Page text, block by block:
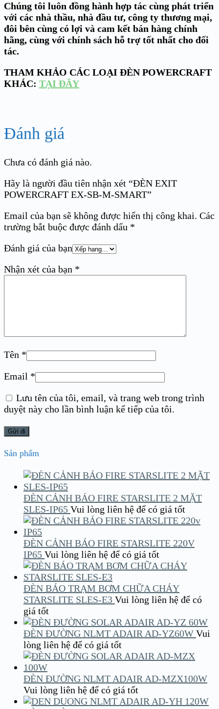
Chúng tôi luôn đồng hành hợp tác cùng phát triển
với các nhà thầu, nhà đầu tư, công ty thương mại,
đôi bên cùng có lợi và cam kết bán hàng chính
hãng, cùng với chính sách hỗ trợ tốt nhất cho đối
tác.
THAM KHẢO CÁC LOẠI ĐÈN POWERCRAFT
KHÁC: TẠI ĐÂY
Đánh giá
Chưa có đánh giá nào.
Hãy là người đầu tiên nhận xét “ĐÈN EXIT
POWERCRAFT EX-SB-M-SMART”
Email của bạn sẽ không được hiển thị công khai. Các
trường bắt buộc được đánh dấu *
Đánh giá của bạn
Nhận xét của bạn *
Tên *
Email *
Lưu tên của tôi, email, và trang web trong trình
duyệt này cho lần bình luận kế tiếp của tôi.
Sản phẩm
ĐÈN CẢNH BÁO FIRE STARSLITE 2 MẶT
SLES-IP65 Vui lòng liên hệ để có giá tốt
ĐÈN CẢNH BÁO FIRE STARSLITE 220V
IP65 Vui lòng liên hệ để có giá tốt
ĐÈN BÁO TRẠM BƠM CHỮA CHÁY
STARSLITE SLES-E3 Vui lòng liên hệ để có
giá tốt
ĐÈN ĐƯỜNG NLMT ADAIR AD-YZ60W Vui
lòng liên hệ để có giá tốt
ĐÈN ĐƯỜNG NLMT ADAIR AD-MZX100W
Vui lòng liên hệ để có giá tốt